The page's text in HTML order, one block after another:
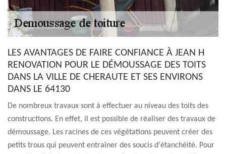
LES AVANTAGES DE FAIRE CONFIANCE À JEAN H
RENOVATION POUR LE DÉMOUSSAGE DES TOITS
DANS LA VILLE DE CHERAUTE ET SES ENVIRONS
DANS LE 64130
De nombreux travaux sont à effectuer au niveau des toits des
constructions. En effet, il est possible de réaliser des travaux de
démoussage. Les racines de ces végétations peuvent créer des
petits trous qui peuvent entraîner des soucis d'étanchéité. Pour